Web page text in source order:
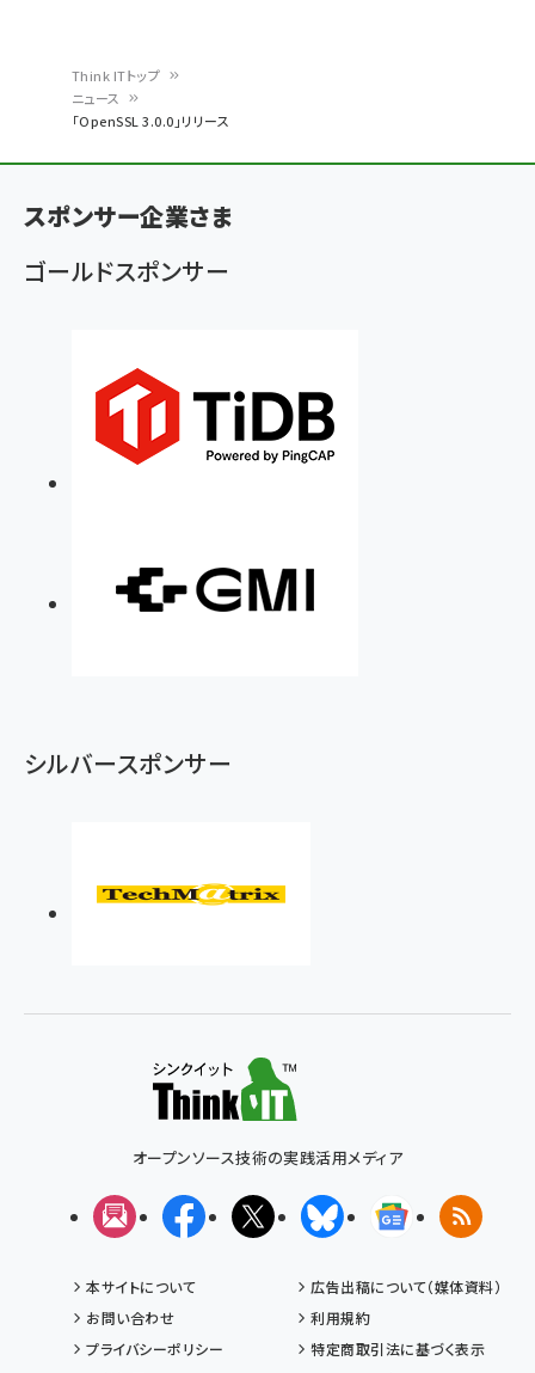
ン
く
ず
Think ITトップ
ニュース
「OpenSSL 3.0.0」リリース
スポンサー企業さま
ゴールドスポンサー
シルバースポンサー
オープンソース技術の実践活用メディア
メルマガFacebookX(エックス)BlueskyGoogleニュ
RSS
本サイトについて
広告出稿について（媒体資料）
お問い合わせ
利用規約
プライバシーポリシー
特定商取引法に基づく表示